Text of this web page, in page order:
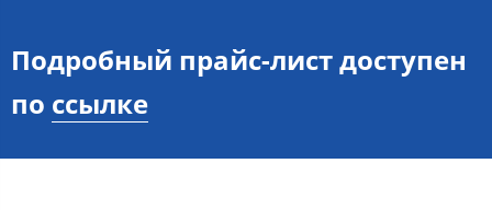
Подробный прайс-лист доступен
по ссылке